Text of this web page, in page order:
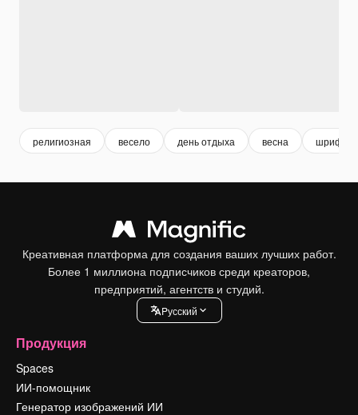
религиозная весело день отдыха весна шрифт
Креативная платформа для создания ваших лучших работ.
Более 1 миллиона подписчиков среди креаторов,
предприятий, агентств и студий.
Pусский
Продукция
Spaces
ИИ-помощник
Генератор изображений ИИ